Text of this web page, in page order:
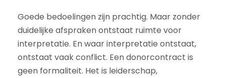
Goede bedoelingen zijn prachtig. Maar zonder
duidelijke afspraken ontstaat ruimte voor
interpretatie. En waar interpretatie ontstaat,
ontstaat vaak conflict. Een donorcontract is
geen formaliteit. Het is leiderschap,